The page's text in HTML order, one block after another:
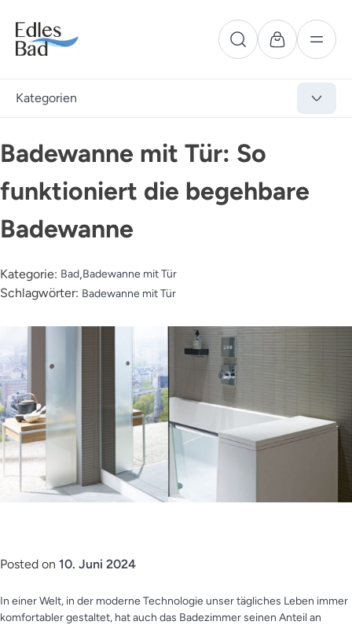
Kategorien
Badewanne mit Tür: So
funktioniert die begehbare
Badewanne
Kategorie: Bad,Badewanne mit Tür
Schlagwörter: Badewanne mit Tür
Posted on 10. Juni 2024
In einer Welt, in der moderne Technologie unser tägliches Leben immer
komfortabler gestaltet, hat auch das Badezimmer seinen Anteil an